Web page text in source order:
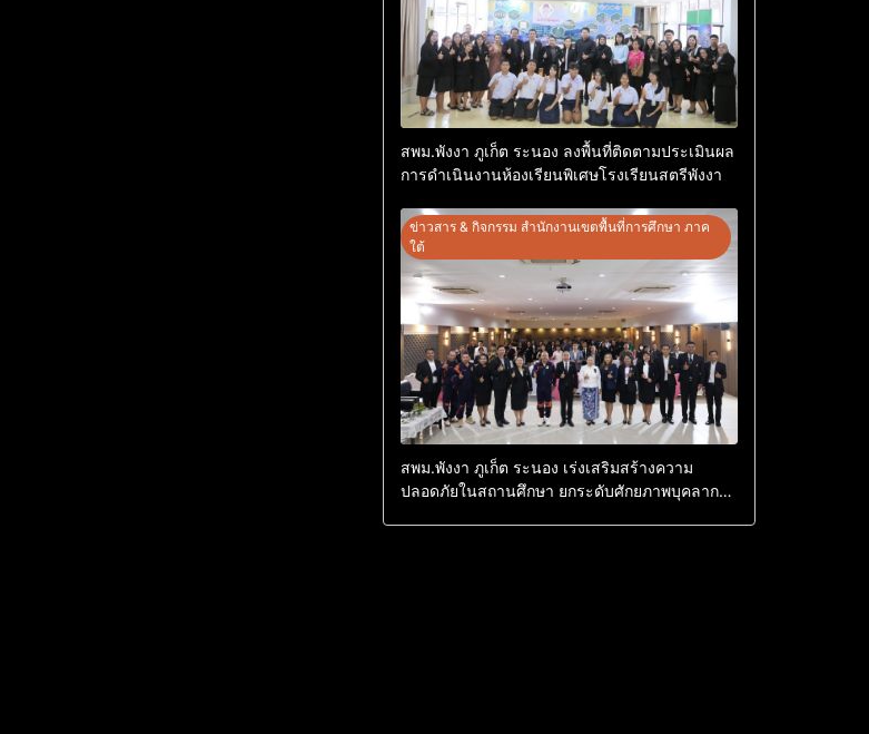
สพม.พังงา ภูเก็ต ระนอง ลงพื้นที่ติดตามประเมินผล
การดำเนินงานห้องเรียนพิเศษโรงเรียนสตรีพังงา
ข่าวสาร & กิจกรรม สำนักงานเขตพื้นที่การศึกษา ภาค
ใต้
สพม.พังงา ภูเก็ต ระนอง เร่งเสริมสร้างความ
ปลอดภัยในสถานศึกษา ยกระดับศักยภาพบุคลากร